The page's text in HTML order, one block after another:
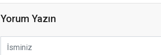
Yorum Yazın